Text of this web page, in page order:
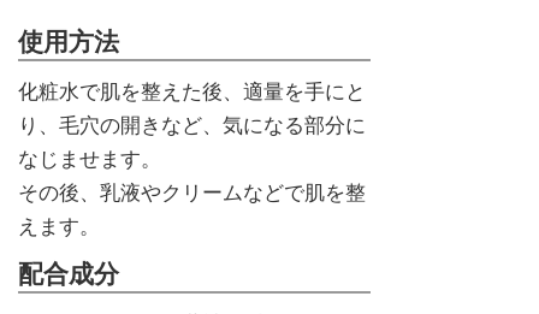
使用方法
化粧水で肌を整えた後、適量を手にと
り、毛穴の開きなど、気になる部分に
なじませます。
その後、乳液やクリームなどで肌を整
えます。
配合成分